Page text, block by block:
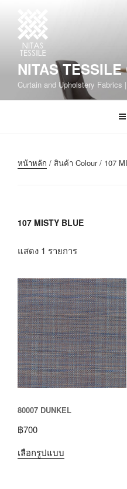
NITAS TESSILE
Curtain and Upholstery
หน้าหลัก / สินค้า Colour / 107
107 MISTY BLUE
แสดง 1 รายการ
80007 DUNKEL
฿700
เลือกรูปแบบ